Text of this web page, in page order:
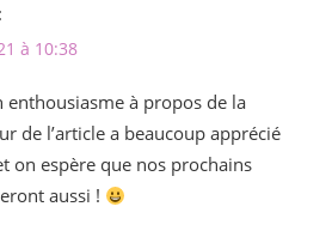
à 10:38
à propos de la
de l’article a beaucoup apprécié
on espère que nos prochains
aussi !